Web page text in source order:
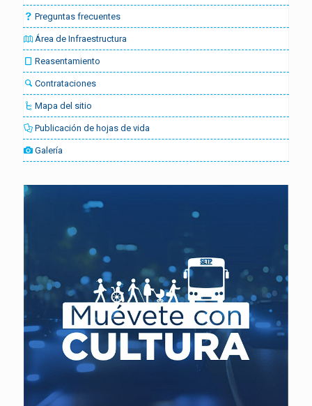
Preguntas frecuentes
Área de Infraestructura
Reasentamiento
Contrataciones
Mapa del sitio
Publicación de hojas de vida
Galería